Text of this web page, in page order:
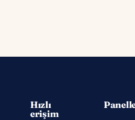
Hızlı
erişim